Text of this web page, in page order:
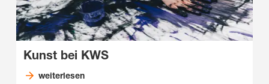
Kunst bei KWS
weiterlesen